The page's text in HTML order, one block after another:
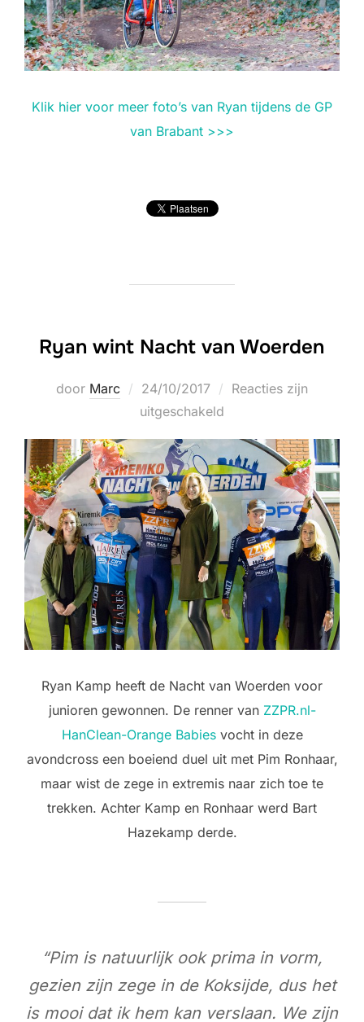
Klik hier voor meer foto’s van Ryan tijdens de GP
van Brabant >>>
Ryan wint Nacht van Woerden
door Marc
Geplaatst
op
24/10/2017
Reacties zijn
uitgeschakeld
Ryan Kamp heeft de Nacht van Woerden voor
junioren gewonnen. De renner van ZZPR.nl-
HanClean-Orange Babiesvocht in deze
avondcross een boeiend duel uit met Pim Ronhaar,
maar wist de zege in extremis naar zich toe te
trekken. Achter Kamp en Ronhaar werd Bart
Hazekamp derde.
“Pim is natuurlijk ook prima in vorm,
gezien zijn zege in de Koksijde, dus het
is mooi dat ik hem kan verslaan. We zijn